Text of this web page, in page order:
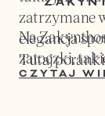
zatrzymane
elegancja
Tutaj poranki
popołudnia –
Na
zatoczki,
zapraszają
CZYTAJ